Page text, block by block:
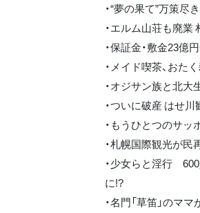
・“夢の果て”万策尽
・エルム山荘も廃
・保証金・敷金23
・メイド喫茶、おた
・オジサン族と北大
・ついに破産 はせ
・もうひとつのサ
・札幌国際観光が
・少女らと淫行 600
に!?
・名門「草笛」のマ